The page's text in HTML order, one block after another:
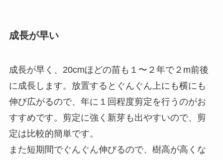
成長が早い
成長が早く、20cmほどの苗も１〜２年で２m前後
に成長します。放置するとぐんぐん上にも横にも
伸び広がるので、年に１回程度剪定を行うのがお
すすめです。剪定に強く新芽も出やすいので、剪
定は比較的簡単です。
また短期間でぐんぐん伸びるので、樹高が高くな